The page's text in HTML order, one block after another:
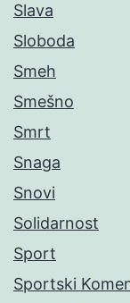
Slava
Sloboda
Smeh
Smešno
Smrt
Snaga
Snovi
Solidarnost
Sport
Sportski